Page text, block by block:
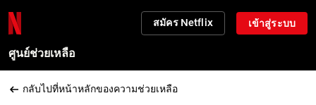
สมัคร Netflix เข้าสู่ระบบ
ศูนย์ช่วยเหลือ
กลับไปที่หน้าหลักของความช่วยเหลือ